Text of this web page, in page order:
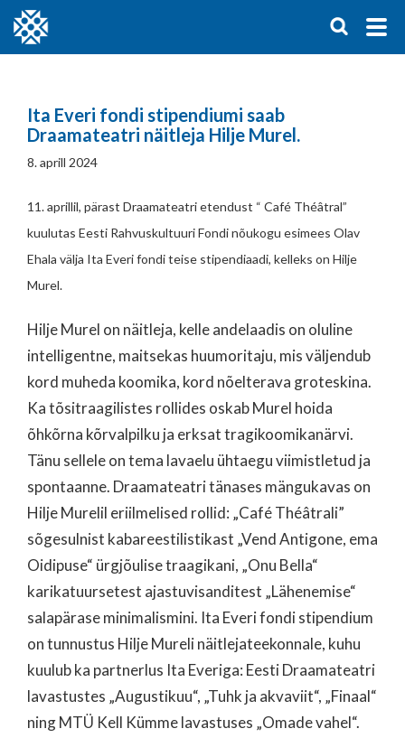
Ita Everi fondi stipendiumi saab
Draamateatri näitleja Hilje Murel.
8. aprill 2024
11. aprillil, pärast Draamateatri etendust “ Café Théâtral”
kuulutas Eesti Rahvuskultuuri Fondi nõukogu esimees Olav
Ehala välja Ita Everi fondi teise stipendiaadi, kelleks on Hilje
Murel.
Hilje Murel on näitleja, kelle andelaadis on oluline
intelligentne, maitsekas huumoritaju, mis väljendub
kord muheda koomika, kord nõelterava groteskina.
Ka tõsitraagilistes rollides oskab Murel hoida
õhkõrna kõrvalpilku ja erksat tragikoomikanärvi.
Tänu sellele on tema lavaelu ühtaegu viimistletud ja
spontaanne. Draamateatri tänases mängukavas on
Hilje Murelil eriilmelised rollid: „Café Théâtrali”
sõgesulnist kabareestilistikast „Vend Antigone, ema
Oidipuse“ ürgjõulise traagikani, „Onu Bella“
karikatuursetest ajastuvisanditest „Lähenemise“
salapärase minimalismini. Ita Everi fondi stipendium
on tunnustus Hilje Mureli näitlejateekonnale, kuhu
kuulub ka partnerlus Ita Everiga: Eesti Draamateatri
lavastustes „Augustikuu“, „Tuhk ja akvaviit“, „Finaal“
ning MTÜ Kell Kümme lavastuses „Omade vahel“.